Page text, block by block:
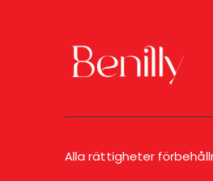
Alla rättigheter